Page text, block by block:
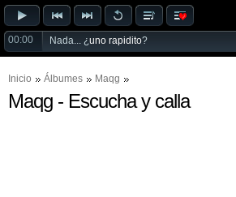
00:00 Nada... ¿uno rapidito?
Inicio Álbumes Maqg
Maqg - Escucha y calla